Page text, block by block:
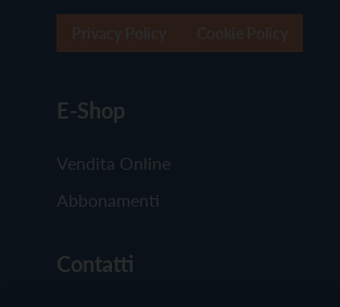
E-Shop
Vendita Online
Abbonamenti
Contatti